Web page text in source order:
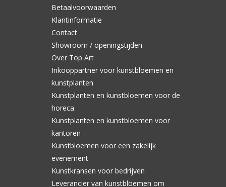
Betaalvoorwaarden
Klantinformatie
Contact
Showroom / openingstijden
Over Top Art
Inkooppartner voor kunstbloemen en
kunstplanten
Kunstplanten en kunstbloemen voor de
horeca
Kunstplanten en kunstbloemen voor
kantoren
Kunstbloemen voor een zakelijk
evenement
Kunstkransen voor bedrijven
Leverancier van kunstbloemen om